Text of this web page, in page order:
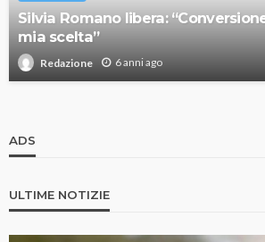
Silvia Romano libera:
mia scelta”
Redazione 6 anni ago
ADS
ULTIME NOTIZIE